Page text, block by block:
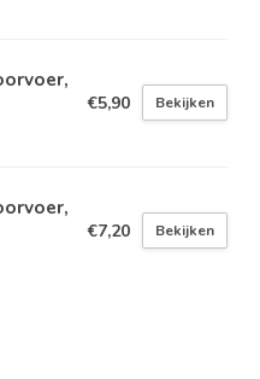
€5,90 Bekijken
€7,20 Bekijken